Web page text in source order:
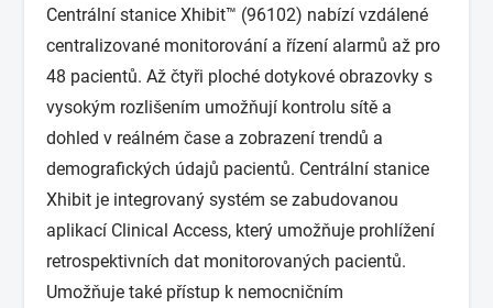
Centrální stanice Xhibit™ (96102) nabízí vzdálené
centralizované monitorování a řízení alarmů až pro
48 pacientů. Až čtyři ploché dotykové obrazovky s
vysokým rozlišením umožňují kontrolu sítě a
dohled v reálném čase a zobrazení trendů a
demografických údajů pacientů. Centrální stanice
Xhibit je integrovaný systém se zabudovanou
aplikací Clinical Access, který umožňuje prohlížení
retrospektivních dat monitorovaných pacientů.
Umožňuje také přístup k nemocničním